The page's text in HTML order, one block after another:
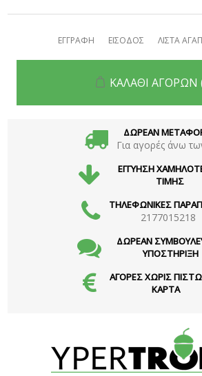
ΕΓΓΡΑΦΗ ΕΙΣΟΔΟΣ ΛΙΣΤΑ
ΚΑΛΑΘΙ ΑΓΟΡΩΝ
ΔΩΡΕΑΝ
Για αγορές άνω
ΕΓΓΥΗΣΗ
ΤΙΜΗΣ
ΤΗΛΕΦΩΝΙΚΕΣ
2177015218
ΔΩΡΕΑΝ
ΥΠΟΣΤΗΡΙΞΗ
ΑΓΟΡΕΣ ΧΩΡΙΣ
ΚΑΡΤΑ